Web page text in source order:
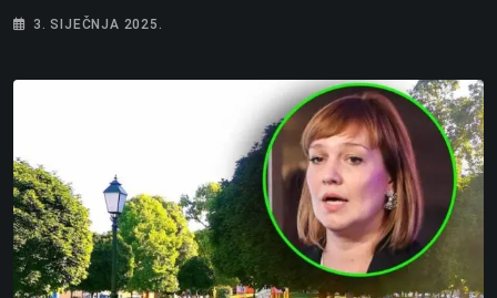
3. SIJEČNJA 2025.